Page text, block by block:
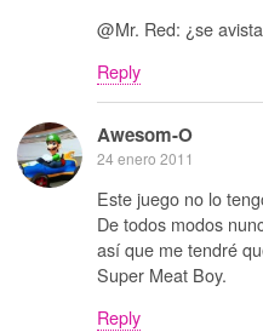
@Mr. Red: ¿se
Reply
Awesom-O
24 enero 2011
Este juego no lo
De todos modos
así que me tendré
Super Meat Boy.
Reply